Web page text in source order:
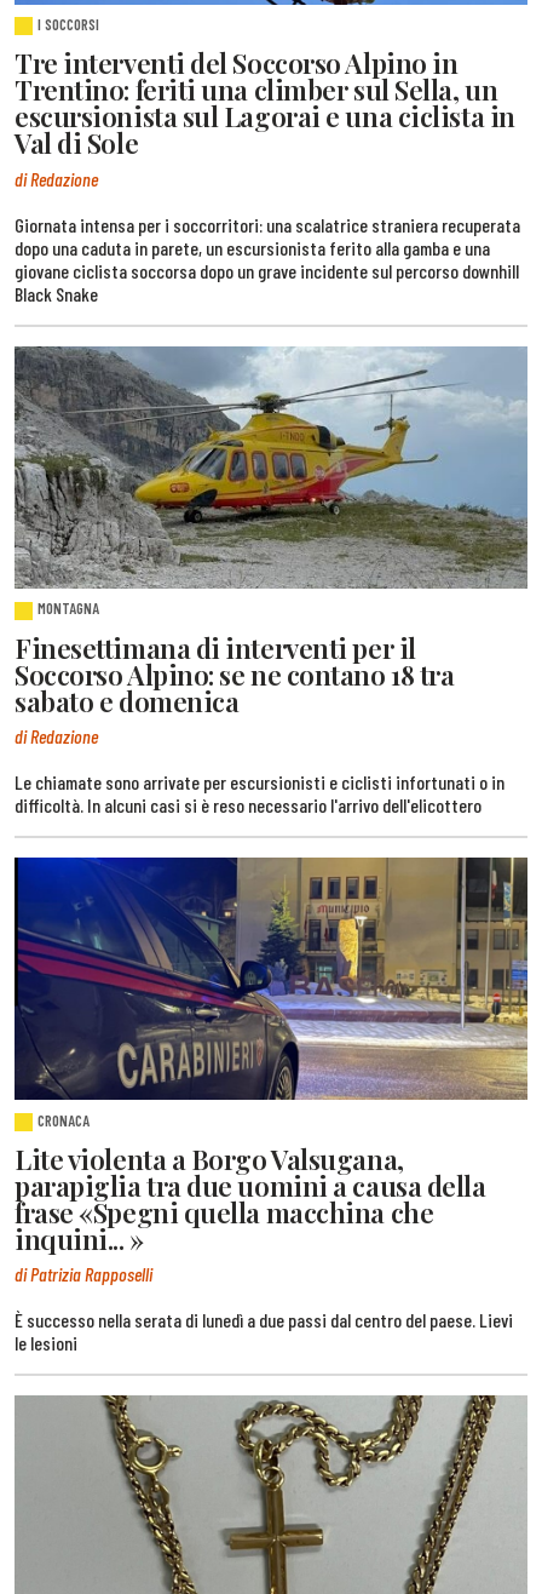
I SOCCORSI
Tre interventi del Soccorso Alpino in
Trentino: feriti una climber sul Sella, un
escursionista sul Lagorai e una ciclista in
Val di Sole
di Redazione
Giornata intensa per i soccorritori: una scalatrice straniera recuperata
dopo una caduta in parete, un escursionista ferito alla gamba e una
giovane ciclista soccorsa dopo un grave incidente sul percorso downhill
Black Snake
MONTAGNA
Finesettimana di interventi per il
Soccorso Alpino: se ne contano 18 tra
sabato e domenica
di Redazione
Le chiamate sono arrivate per escursionisti e ciclisti infortunati o in
difficoltà. In alcuni casi si è reso necessario l'arrivo dell'elicottero
CRONACA
Lite violenta a Borgo Valsugana,
parapiglia tra due uomini a causa della
frase «Spegni quella macchina che
inquini... »
di Patrizia Rapposelli
È successo nella serata di lunedì a due passi dal centro del paese. Lievi
le lesioni